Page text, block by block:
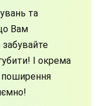
та
Вам
І окрема
поширення